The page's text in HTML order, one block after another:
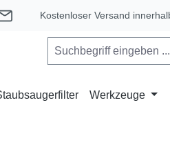
Kostenloser Versand
Werkzeuge